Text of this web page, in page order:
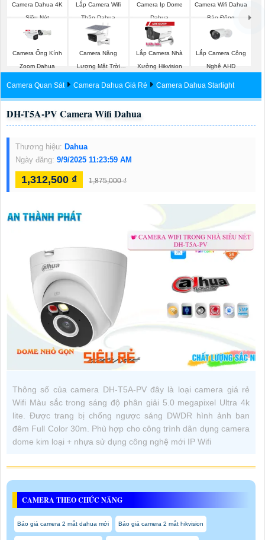
Camera Dahua 4K
Siêu Nét
Lắp Camera Wifi
Thân Dahua
Camera Ip Dome
Dahua
Camera Wifi Dahua
Báo Động
Camera Ống Kính
Zoom Dahua
Camera Năng
Lượng Mặt Trời
Lắp Camera Nhà
Xưởng Hikvision
Lắp Camera Công
Nghệ AHD
Camera Quan Sát Camera Dahua Giá Rẻ Camera Dahua Starlight
DH-T5A-PV Camera Wifi Dahua
Thương hiệu: Dahua
Ngày đăng: 9/9/2025 11:23:59 AM
1,312,500 ₫ 1,875,000 ₫
Thông số của camera DH-T5A-PV đây là loại camera giá rẻ
Wifi Màu sắc trong sáng độ phân giải 5.0 megapixel Ultra 4k
lite. Được trang bị chống ngược sáng DWDR hình ảnh ban
đêm Full Color 30m. Phù hợp cho công trình dân dụng camera
dome kim loại + nhựa sử dụng công nghệ mới IP Wifi
CAMERA THEO CHỨC NĂNG
Báo giá camera 2 mắt dahua mới Báo giá camera 2 mắt hikvision